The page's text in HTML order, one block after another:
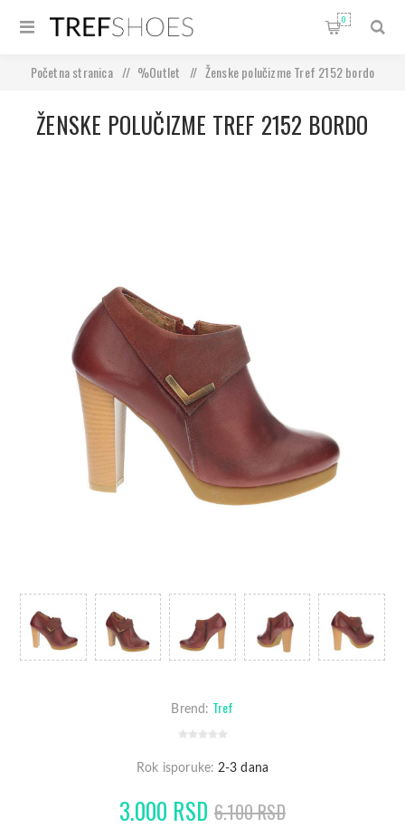
0
Početna stranica / %Outlet / Ženske polučizme Tref 2152 bordo
ŽENSKE POLUČIZME TREF 2152 BORDO
Brend: Tref
Rok isporuke: 2-3 dana
3.000 RSD 6.100 RSD